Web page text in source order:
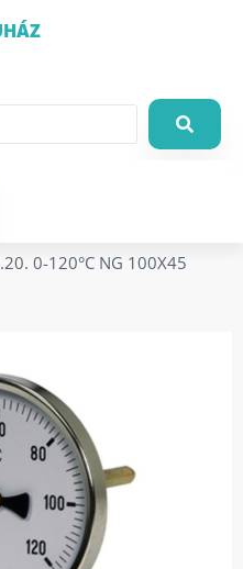
0-120°C NG 100X45